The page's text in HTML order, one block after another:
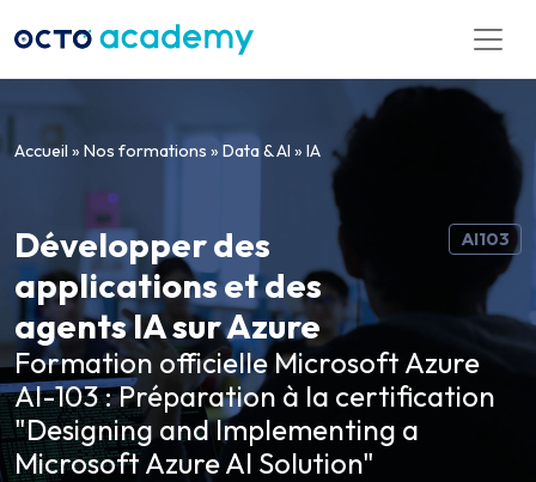
Accueil » Nos formations » Data & AI » IA
AI103
Développer des
applications et des
agents IA sur Azure
Formation officielle Microsoft Azure
AI-103 : Préparation à la certification
"Designing and Implementing a
Microsoft Azure AI Solution"